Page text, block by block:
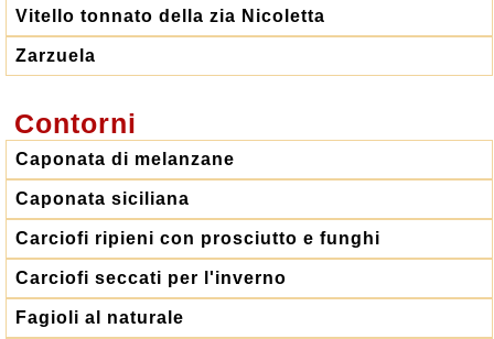
Vitello tonnato della zia Nicoletta
Zarzuela
Contorni
Caponata di melanzane
Caponata siciliana
Carciofi ripieni con prosciutto e funghi
Carciofi seccati per l'inverno
Fagioli al naturale